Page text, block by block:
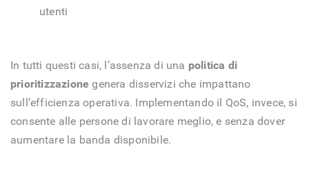
utenti
In tutti questi casi, l’assenza di una politica di
prioritizzazione genera disservizi che impattano
sull’efficienza operativa. Implementando il QoS, invece, si
consente alle persone di lavorare meglio, e senza dover
aumentare la banda disponibile.